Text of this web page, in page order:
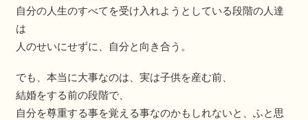
自分の人生のすべてを受け入れようとしている段階の人達
は
人のせいにせずに、自分と向き合う。
でも、本当に大事なのは、実は子供を産む前、
結婚をする前の段階で、
自分を尊重する事を覚える事なのかもしれないと、ふと思